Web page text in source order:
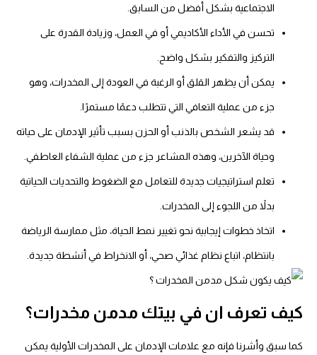
الاجتماعية بشكل أفضل من السابق.
تحسن في الأداء الأكاديمي أو في العمل، وزيادة القدرة على
التركيز والتفكير بشكل واضح.
يمكن أن يظهر القلق أو الرغبة في العودة إلى المخدرات، وهو
جزء من عملية التعافي التي تتطلب دعمًا مستمرًا.
قد يشعر الشخص بالذنب أو الحزن بسبب تأثير الإدمان على حياته
وحياة الآخرين، وهذه المشاعر جزء من عملية الشفاء العاطفي.
تعلم استراتيجيات جديدة للتعامل مع الضغوط والتحديات الحياتية
بدلاً من اللجوء إلى المخدرات.
اتخاذ خطوات إيجابية نحو تغيير نمط الحياة، مثل ممارسة الرياضة
بانتظام، اتباع نظام غذائي صحي، أو الانخراط في أنشطة جديدة.
كيف تعرف ان في بيتك مدمن مخدرات؟
كما سبق وأشرنا فإنه مع علامات الإدمان على المخدرات الأولية يمكن